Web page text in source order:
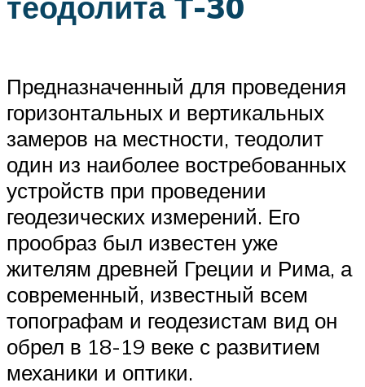
Предназначенный для проведения
горизонтальных и вертикальных
замеров на местности, теодолит
один из наиболее востребованных
устройств при проведении
геодезических измерений. Его
прообраз был известен уже
жителям древней Греции и Рима, а
современный, известный всем
топографам и геодезистам вид он
обрел в 18-19 веке с развитием
механики и оптики.